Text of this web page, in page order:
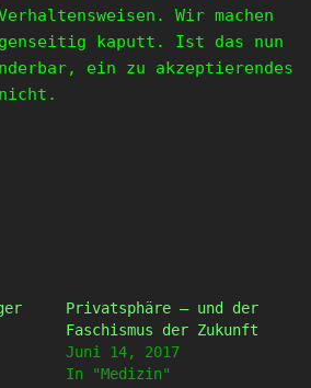
Wir machen
kaputt. Ist das nun
ein zu akzeptierendes
Privatsphäre – und der
Faschismus der Zukunft
Juni 14, 2017
In "Medizin"